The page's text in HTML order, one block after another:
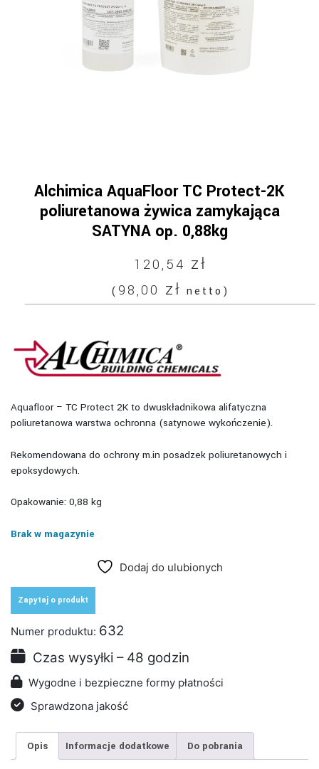
Alchimica AquaFloor TC Protect-2K
poliuretanowa żywica zamykająca
SATYNA op. 0,88kg
120,54 zł
( 98,00 zł netto)
Aquafloor – TC Protect 2K to dwuskładnikowa alifatyczna
poliuretanowa warstwa ochronna (satynowe wykończenie).
Rekomendowana do ochrony m.in posadzek poliuretanowych i
epoksydowych.
Opakowanie: 0,88 kg
Brak w magazynie
Dodaj do ulubionych
Zapytaj o produkt
Numer produktu: 632
Czas wysyłki – 48 godzin
Wygodne i bezpieczne formy płatności
Sprawdzona jakość
Opis Informacje dodatkowe Do pobrania